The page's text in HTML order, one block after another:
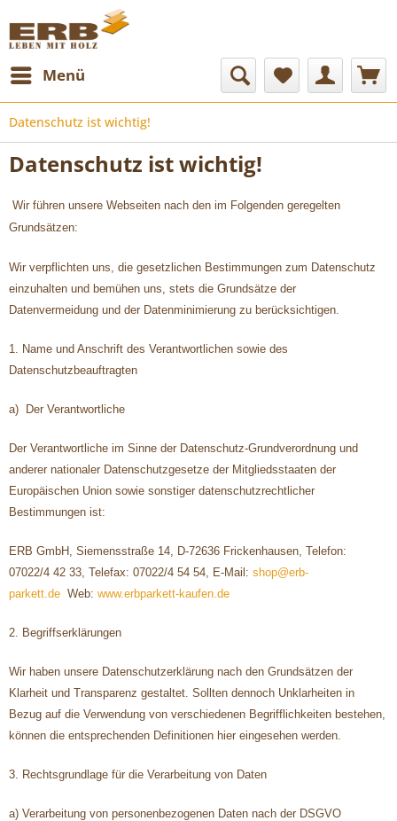
Menü
Datenschutz ist wichtig!
Datenschutz ist wichtig!
Wir führen unsere Webseiten nach den im Folgenden geregelten
Grundsätzen:
Wir verpflichten uns, die gesetzlichen Bestimmungen zum Datenschutz
einzuhalten und bemühen uns, stets die Grundsätze der
Datenvermeidung und der Datenminimierung zu berücksichtigen.
1. Name und Anschrift des Verantwortlichen sowie des
Datenschutzbeauftragten
a) Der Verantwortliche
Der Verantwortliche im Sinne der Datenschutz-Grundverordnung und
anderer nationaler Datenschutzgesetze der Mitgliedsstaaten der
Europäischen Union sowie sonstiger datenschutzrechtlicher
Bestimmungen ist:
ERB GmbH, Siemensstraße 14, D-72636 Frickenhausen, Telefon:
07022/4 42 33, Telefax: 07022/4 54 54, E-Mail: shop@erb-
parkett.de Web: www.erbparkett-kaufen.de
2. Begriffserklärungen
Wir haben unsere Datenschutzerklärung nach den Grundsätzen der
Klarheit und Transparenz gestaltet. Sollten dennoch Unklarheiten in
Bezug auf die Verwendung von verschiedenen Begrifflichkeiten bestehen,
können die entsprechenden Definitionen hier eingesehen werden.
3. Rechtsgrundlage für die Verarbeitung von Daten
a) Verarbeitung von personenbezogenen Daten nach der DSGVO